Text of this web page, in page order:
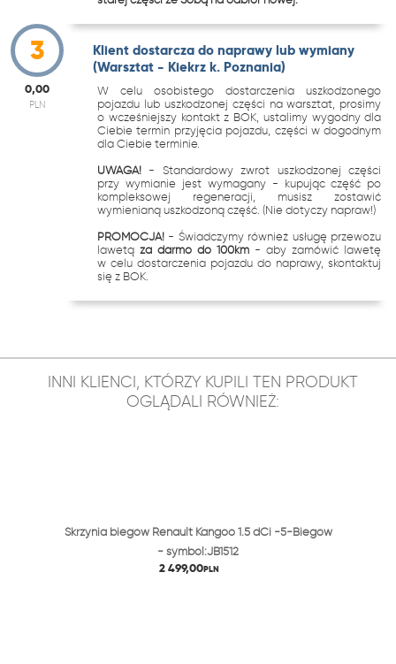
3
0,00
PLN
Klient dostarcza do naprawy lub wymiany
(Warsztat - Kiekrz k. Poznania)
W celu osobistego dostarczenia uszkodzonego
pojazdu lub uszkodzonej części na warsztat, prosimy
o wcześniejszy kontakt z BOK, ustalimy wygodny dla
Ciebie termin przyjęcia pojazdu, części w dogodnym
dla Ciebie terminie.
UWAGA! - Standardowy zwrot uszkodzonej części
przy wymianie jest wymagany - kupując część po
kompleksowej regeneracji, musisz zostawić
wymienianą uszkodzoną część. (Nie dotyczy napraw!)
PROMOCJA! - Świadczymy również usługę przewozu
lawetąza darmo do 100km - aby zamówić lawetę
w celu dostarczenia pojazdu do naprawy, skontaktuj
się z BOK.
INNI KLIENCI, KTÓRZY KUPILI TEN PRODUKT
OGLĄDALI RÓWNIEŻ:
Skrzynia biegów Renault Kangoo 1.5 dCi -5-Biegów
- symbol:JB1512
2 499,00PLN